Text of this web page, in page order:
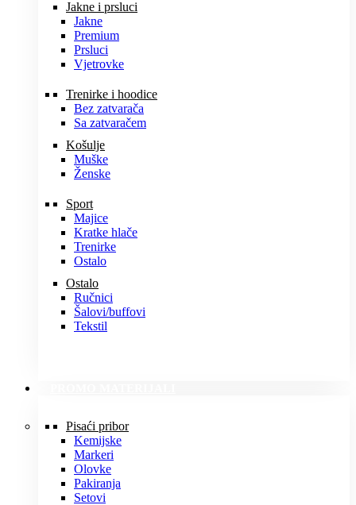
Jakne i prsluci
Jakne
Premium
Prsluci
Vjetrovke
Trenirke i hoodice
Bez zatvarača
Sa zatvaračem
Košulje
Muške
Ženske
Sport
Majice
Kratke hlače
Trenirke
Ostalo
Ostalo
Ručnici
Šalovi/buffovi
Tekstil
Pisaći pribor
Kemijske
Markeri
Olovke
Pakiranja
Setovi